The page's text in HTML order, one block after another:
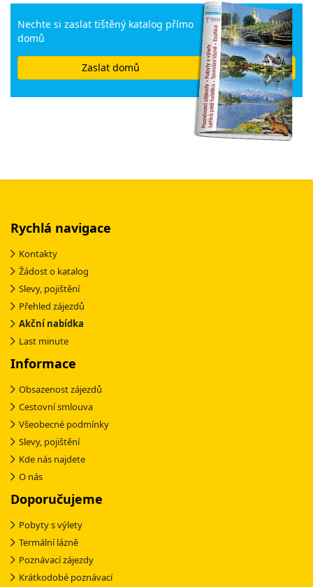
Nechte si zaslat tištěný katalog přímo
domů
Zaslat domů
Rychlá navigace
Kontakty
Žádost o katalog
Slevy, pojištění
Přehled zájezdů
Akční nabídka
Last minute
Informace
Obsazenost zájezdů
Cestovní smlouva
Všeobecné podmínky
Slevy, pojištění
Kde nás najdete
O nás
Doporučujeme
Pobyty s výlety
Termální lázně
Poznávací zájezdy
Krátkodobé poznávací